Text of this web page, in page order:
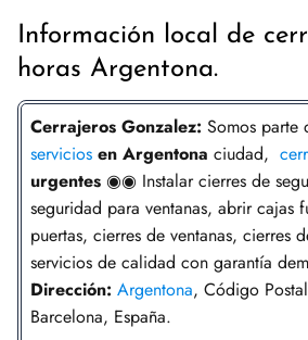
Información local de
horas Argentona.
Cerrajeros Gonzalez: Somos parte
servicios en Argentona ciudad,
urgentes ◉◉ Instalar cierres de
seguridad para ventanas, abrir cajas
puertas, cierres de ventanas, cierres
servicios de calidad con garantía
Dirección: Argentona, Código
Barcelona, España.